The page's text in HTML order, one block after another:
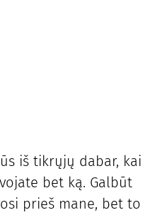
iš tikrųjų dabar, kai
bet ką. Galbūt
prieš mane, bet to